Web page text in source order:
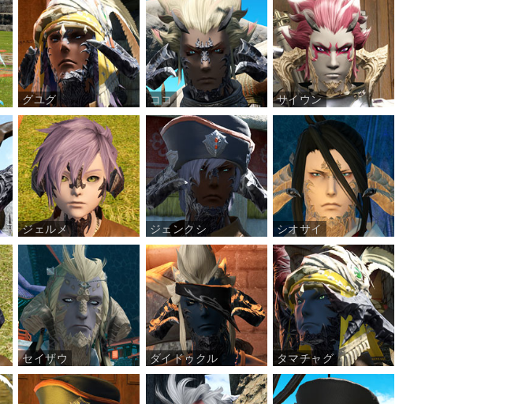
グユグ ココ サイウン
ジェルメ ジェンクシ シオサイ
セイザウ ダイドゥクル タマチャグ